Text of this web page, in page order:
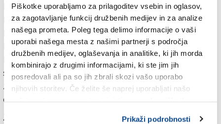
Piškotke uporabljamo za prilagoditev vsebin in oglasov,
za zagotavljanje funkcij družbenih medijev in za analize
našega prometa. Poleg tega delimo informacije o vaši
uporabi našega mesta z našimi partnerji s področja
družbenih medijev, oglaševanja in analitike, ki jih morda
kombinirajo z drugimi informacijami, ki ste jim jih
posredovali ali pa so jih zbrali skozi vašo uporabo
njihovih storitev. Če želite še naprej uporabljati našo
Prikaži podrobnosti
D’Aniello, Tiziano Puzzer, Andrea Nardini, Mario
Placanica, Erik Sterle, Paolo Bandi, Simone
Lacalamita, Enrico Barbiani, Benedetto Manno, Paolo
Burdi, Eleonora Calcina, Meghi Callegaris, Anna
Pellegrini, Matteo Trussini, Michele Zollia ter enoti, ki
skrbita za informiranje in centralne službe (ti dve
zaradi dejavnosti ob deaktiviranju bombe iz obdobja
druge svetovne vojne).
Zgodovinski pogled